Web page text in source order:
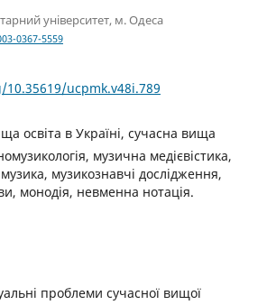
університет, м. Одеса
0367-5559
ucpmk.v48i.789
освіта в Україні, сучасна вища
музична медієвістика,
музикознавчі дослідження,
монодія, невменна нотація.
проблеми сучасної вищої